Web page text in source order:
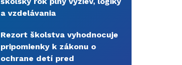
a vzdelávania
Rezort školstva vyhodnocuje
pripomienky k zákonu o
ochrane detí pred